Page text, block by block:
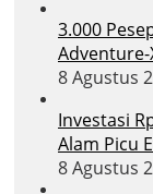
3.000
Adventure-
8 Agustus
Investasi
Alam Picu
8 Agustus